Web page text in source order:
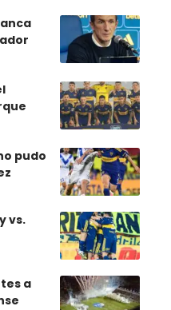
pudo
vs.
a